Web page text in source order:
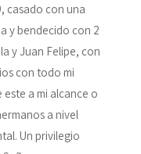
casado con una
y bendecido con 2
y Juan Felipe, con
con todo mi
a mi alcance o
a nivel
Un privilegio